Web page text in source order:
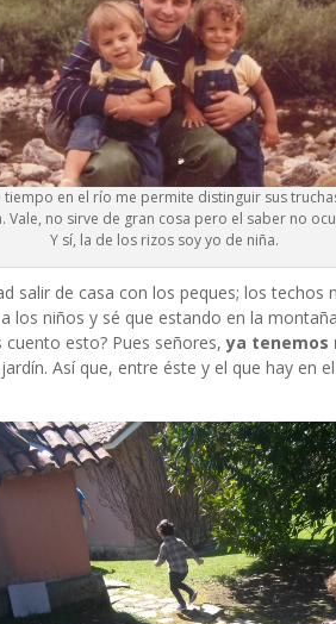
tiempo en el río me permite distinguir sus
Vale, no sirve de gran cosa pero el saber no
Y sí, la de los rizos soy yo de niña.
salir de casa con los peques; los
los niños y sé que estando en la
cuento esto? Pues señores,ya tenemos
Así que, entre éste y el que hay en